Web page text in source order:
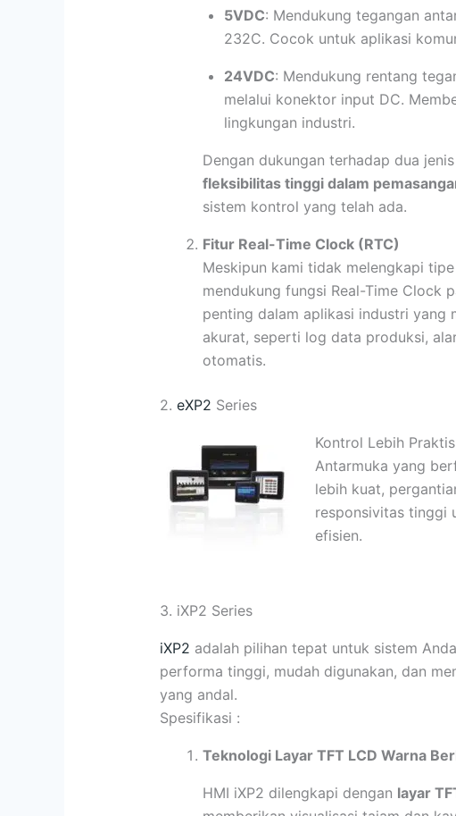
5VDC: Mendukung tegangan
232C. Cocok untuk aplikasi
24VDC: Mendukung rentang
melalui konektor input DC.
lingkungan industri.
Dengan dukungan terhadap dua
fleksibilitas tinggi dalam
sistem kontrol yang telah ada.
Fitur Real-Time Clock (RTC)
Meskipun kami tidak melengkapi
mendukung fungsi Real-Time Clock
penting dalam aplikasi industri yang
akurat, seperti log data produksi,
otomatis.
2. eXP2 Series
Kontrol Lebih Praktis
Antarmuka yang
lebih kuat,
responsivitas tinggi
efisien.
3. iXP2 Series
iXP2 adalah pilihan tepat untuk sistem
performa tinggi, mudah digunakan, dan
yang andal.
Spesifikasi :
Teknologi Layar TFT LCD Warna
HMI iXP2 dilengkapi dengan layar